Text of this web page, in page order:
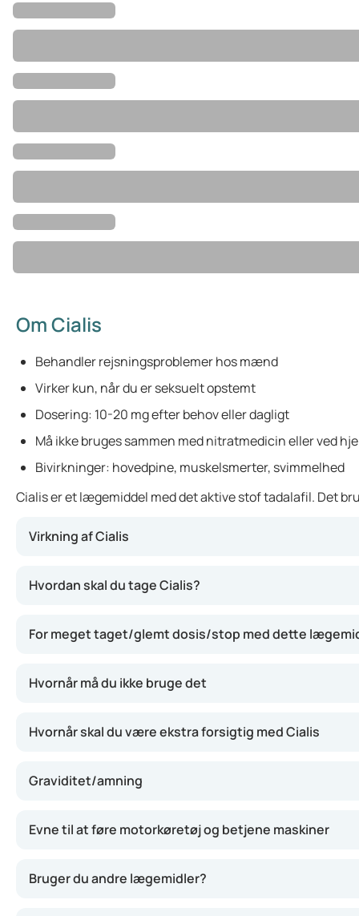
Om Cialis
Behandler rejsningsproblemer hos mænd
Virker kun, når du er seksuelt opstemt
Dosering: 10-20 mg efter behov eller dagligt
Må ikke bruges sammen med nitratmedicin eller ved
Bivirkninger: hovedpine, muskelsmerter, svimmelhed
Cialis er et lægemiddel med det aktive stof tadalafil. Det
Virkning af Cialis
Hvordan skal du tage Cialis?
For meget taget/glemt dosis/stop med dette
Hvornår må du ikke bruge det
Hvornår skal du være ekstra forsigtig med Cialis
Graviditet/amning
Evne til at føre motorkøretøj og betjene maskiner
Bruger du andre lægemidler?